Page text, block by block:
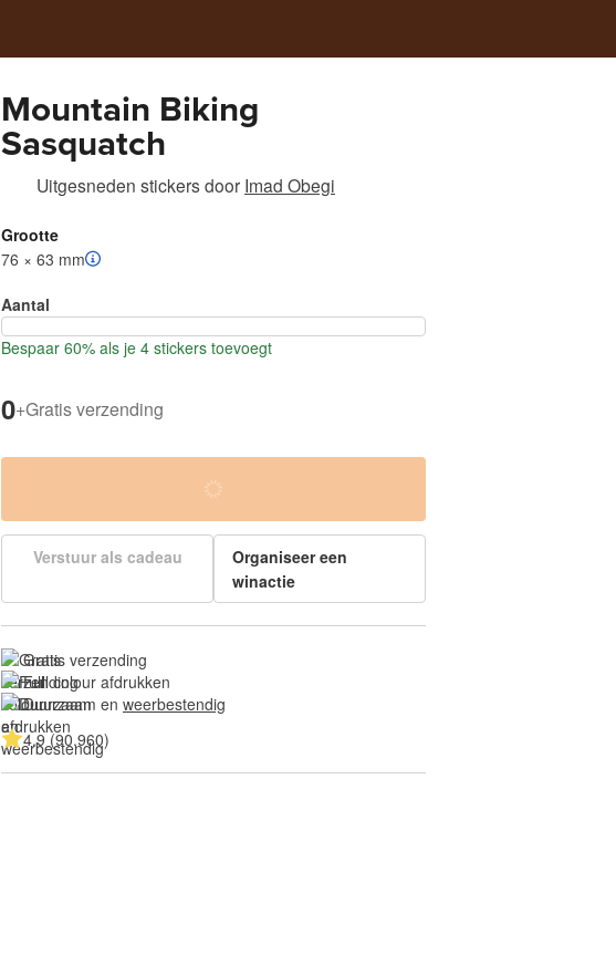
Mountain Biking
Sasquatch
Uitgesneden stickersdoor Imad Obegi
Grootte
76 × 63 mm
Aantal
Bespaar 60% als je 4 stickers toevoegt
0+Gratis verzending
Verstuur als cadeau
Organiseer een
winactie
Gratis verzending
Full colour afdrukken
Duurzaam en weerbestendig
4.9 (90.960)